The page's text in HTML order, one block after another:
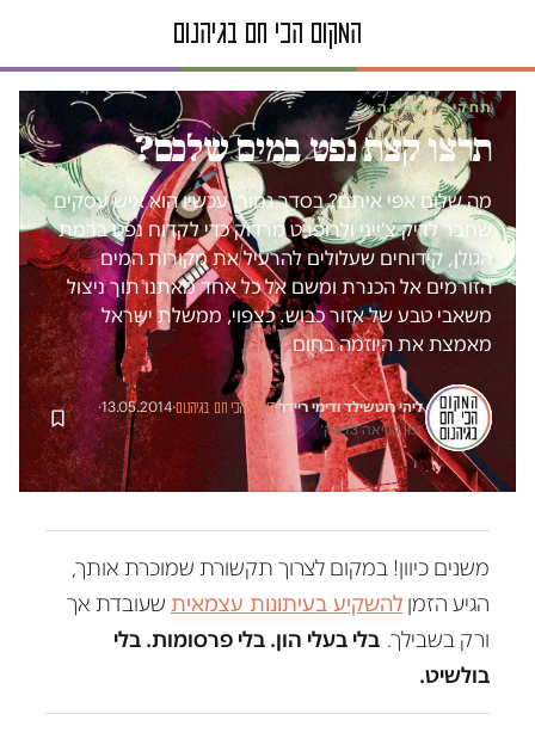
תחקיר · סביבה
תרצו קצת נפט במים שלכם?
מה שלום אפי איתם? בסדר גמור. עכשיו הוא איש עסקים
שחבר לדיק צ'ייני ולרופרט מרדוק כדי לקדוח נפט ברמת
הגולן, קידוחים שעלולים להרעיל את מקורות המים
הזורמים אל הכנרת ומשם אל כל אחד מאתנו תוך ניצול
משאבי טבע של אזור כבוש. כצפוי, ממשלת ישראל
מאמצת את היוזמה בחום
ליהי רוטשילד ודימי ריידר·המקום הכי חם בגיהנום·
13.05.2014
·
זמן קריאה 13 דק׳
משנים כיוון! במקום לצרוך תקשורת שמוכרת אותך,
הגיע הזמן להשקיע בעיתונות עצמאית שעובדת אך
ורק בשבילך. בלי בעלי הון. בלי פרסומות. בלי
בולשיט.